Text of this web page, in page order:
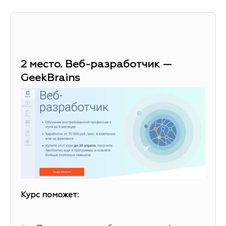
2 место. Веб-разработчик —
GeekBrains
Курс поможет: